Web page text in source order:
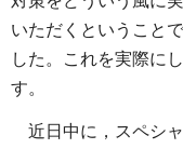
いただくということ
した。これを実際に
す。
近日中に，スペシ